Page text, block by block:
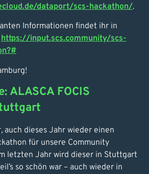
dataport/scs-hackathon/.
Informationen findet ihr in
https://input.scs.community/scs-
ALASCA FOCIS
auch dieses Jahr wieder einen
für unsere Community
letzten Jahr wird dieser in Stuttgart
so schön war – auch wieder in